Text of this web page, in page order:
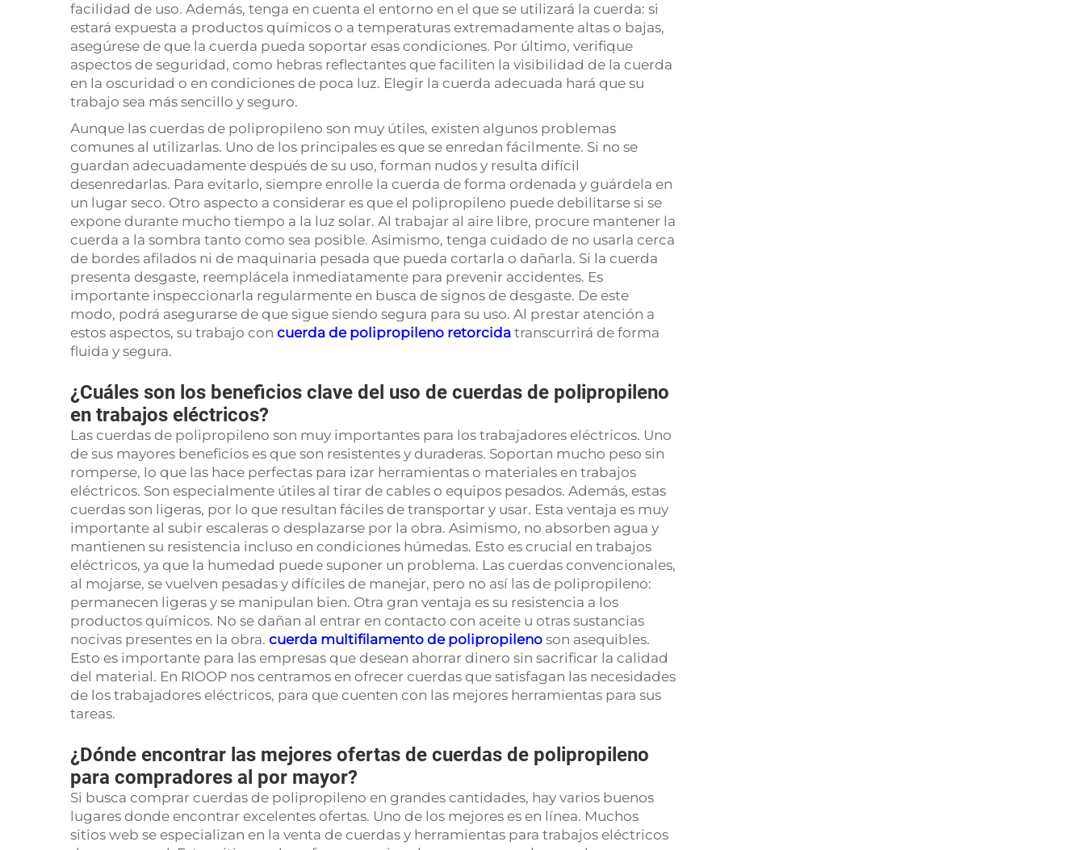
facilidad de uso. Además, tenga en cuenta el entorno en el que se utilizará la cuerda: si
estará expuesta a productos químicos o a temperaturas extremadamente altas o bajas,
asegúrese de que la cuerda pueda soportar esas condiciones. Por último, verifique
aspectos de seguridad, como hebras reflectantes que faciliten la visibilidad de la cuerda
en la oscuridad o en condiciones de poca luz. Elegir la cuerda adecuada hará que su
trabajo sea más sencillo y seguro.
Aunque las cuerdas de polipropileno son muy útiles, existen algunos problemas
comunes al utilizarlas. Uno de los principales es que se enredan fácilmente. Si no se
guardan adecuadamente después de su uso, forman nudos y resulta difícil
desenredarlas. Para evitarlo, siempre enrolle la cuerda de forma ordenada y guárdela en
un lugar seco. Otro aspecto a considerar es que el polipropileno puede debilitarse si se
expone durante mucho tiempo a la luz solar. Al trabajar al aire libre, procure mantener la
cuerda a la sombra tanto como sea posible. Asimismo, tenga cuidado de no usarla cerca
de bordes afilados ni de maquinaria pesada que pueda cortarla o dañarla. Si la cuerda
presenta desgaste, reemplácela inmediatamente para prevenir accidentes. Es
importante inspeccionarla regularmente en busca de signos de desgaste. De este
modo, podrá asegurarse de que sigue siendo segura para su uso. Al prestar atención a
estos aspectos, su trabajo con cuerda de polipropileno retorcida transcurrirá de forma
fluida y segura.
¿Cuáles son los beneficios clave del uso de cuerdas de polipropileno
en trabajos eléctricos?
Las cuerdas de polipropileno son muy importantes para los trabajadores eléctricos. Uno
de sus mayores beneficios es que son resistentes y duraderas. Soportan mucho peso sin
romperse, lo que las hace perfectas para izar herramientas o materiales en trabajos
eléctricos. Son especialmente útiles al tirar de cables o equipos pesados. Además, estas
cuerdas son ligeras, por lo que resultan fáciles de transportar y usar. Esta ventaja es muy
importante al subir escaleras o desplazarse por la obra. Asimismo, no absorben agua y
mantienen su resistencia incluso en condiciones húmedas. Esto es crucial en trabajos
eléctricos, ya que la humedad puede suponer un problema. Las cuerdas convencionales,
al mojarse, se vuelven pesadas y difíciles de manejar, pero no así las de polipropileno:
permanecen ligeras y se manipulan bien. Otra gran ventaja es su resistencia a los
productos químicos. No se dañan al entrar en contacto con aceite u otras sustancias
nocivas presentes en la obra. cuerda multifilamento de polipropileno son asequibles.
Esto es importante para las empresas que desean ahorrar dinero sin sacrificar la calidad
del material. En RIOOP nos centramos en ofrecer cuerdas que satisfagan las necesidades
de los trabajadores eléctricos, para que cuenten con las mejores herramientas para sus
tareas.
¿Dónde encontrar las mejores ofertas de cuerdas de polipropileno
para compradores al por mayor?
Si busca comprar cuerdas de polipropileno en grandes cantidades, hay varios buenos
lugares donde encontrar excelentes ofertas. Uno de los mejores es en línea. Muchos
sitios web se especializan en la venta de cuerdas y herramientas para trabajos eléctricos